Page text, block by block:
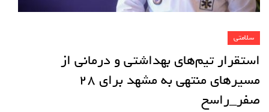
سلامتی
استقرار تیم‌های بهداشتی و درمانی از
مسیرهای منتهی به مشهد برای ۲۸
صفر_راسخ